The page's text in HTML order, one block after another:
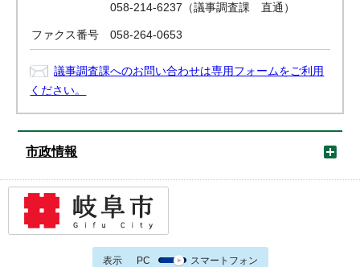
058-214-6237（議事調査課 直通）
ファクス番号 058-264-0653
議事調査課へのお問い合わせは専用フォームをご利用
ください。
市政情報
表示 PC スマートフォン